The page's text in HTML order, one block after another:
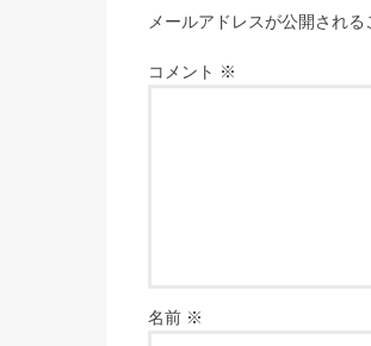
メールアドレスが公開される
コメント ※
名前 ※